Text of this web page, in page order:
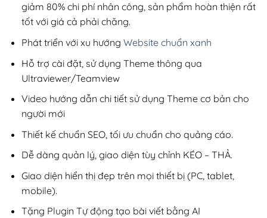
giảm 80% chi phí nhân công, sản phẩm hoàn thiện rất
tốt với giá cả phải chăng.
Phát triển với xu hướng Website chuẩn xanh
Hỗ trợ cài đặt, sử dụng Theme thông qua
Ultraviewer/Teamview
Video hướng dẫn chi tiết sử dụng Theme cơ bản cho
người mới
Thiết kế chuẩn SEO, tối ưu chuẩn cho quảng cáo.
Dễ dàng quản lý, giao diện tùy chỉnh KÉO – THẢ.
Giao diện hiển thị đẹp trên mọi thiết bị (PC, tablet,
mobile).
Tặng Plugin Tự động tạo bài viết bằng AI